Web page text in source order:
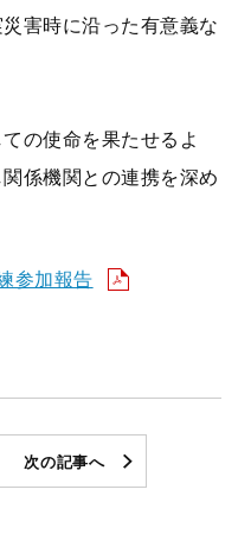
害時に沿った有意義な
の使命を果たせるよ
係機関との連携を深め
参加報告
次の記事へ